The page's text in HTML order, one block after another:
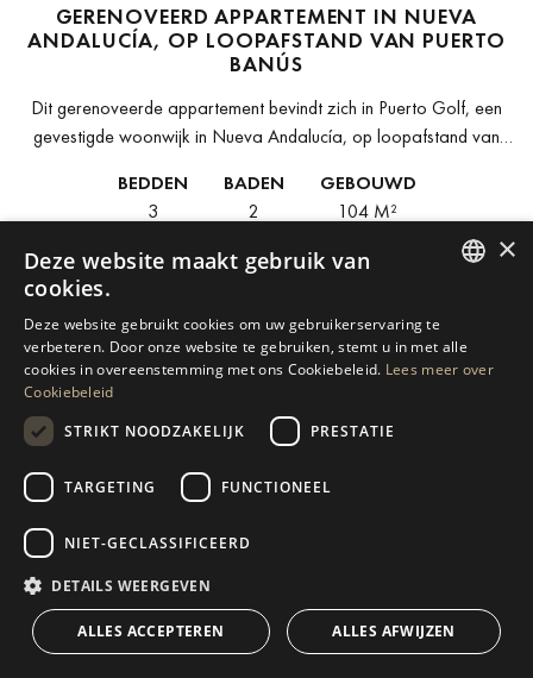
GERENOVEERD APPARTEMENT IN NUEVA
ANDALUCÍA, OP LOOPAFSTAND VAN PUERTO
BANÚS
Dit gerenoveerde appartement bevindt zich in Puerto Golf, een
gevestigde woonwijk in Nueva Andalucía, op loopafstand van
2026 volledig...
BEDDEN
3
BADEN
2
GEBOUWD
104 M²
€ 695.000
3
DE GIDS VOOR MARBELLA'S TOPLOCATIES
We hebben onze gidsen op maat gemaakt voor de belangrijkste
SPANISH
DUTCH
×
Deze website maakt gebruik van
cookies.
Deze website gebruikt cookies om uw gebruikerservaring te
verbeteren. Door onze website te gebruiken, stemt u in met alle
cookies in overeenstemming met ons Cookiebeleid. Lees meer over
Cookiebeleid
STRIKT NOODZAKELIJK
PRESTATIE
TARGETING FUNCTIONEEL
NIET-GECLASSIFICEERD
DETAILS WEERGEVEN
ALLES ACCEPTEREN ALLES AFWIJZEN